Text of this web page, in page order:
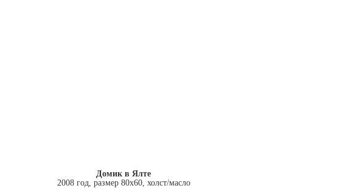
Домик в Ялте
2008 год, размер 80х60, холст/масло